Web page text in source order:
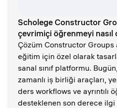
Scholege Constructor
çevrimiçi öğrenmeyi
Çözüm Constructor Groups
eğitim için özel olarak
sanal sınıf platformu.
zamanlı iş birliği araçları,
ders workflows ve ayrıntılı
desteklenen son derece